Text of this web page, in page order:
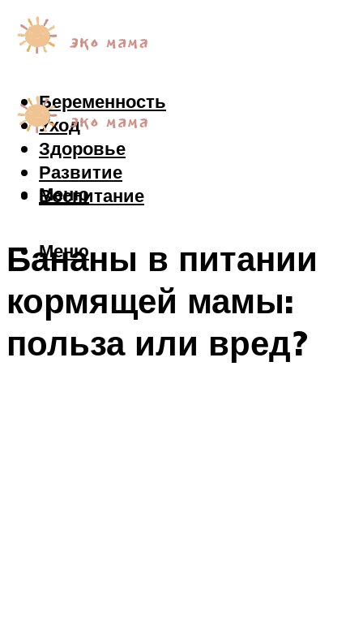
Беременность
Уход
Здоровье
Развитие
Воспитание
Меню
Меню
Бананы в питании
кормящей мамы:
польза или вред?